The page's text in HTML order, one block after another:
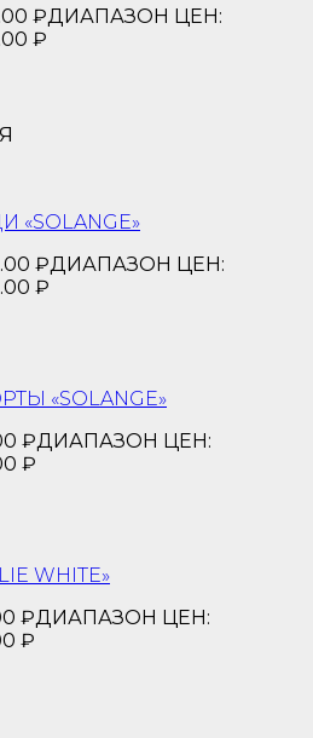
₽ДИАПАЗОН ЦЕН:
₽
₽ДИАПАЗОН ЦЕН:
₽
«SOLANGE»
₽ДИАПАЗОН ЦЕН:
₽
WHITE»
₽ДИАПАЗОН ЦЕН:
₽